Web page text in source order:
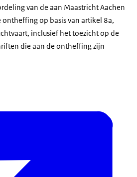
van de aan Maastricht Aachen
op basis van artikel 8a,
inclusief het toezicht op de
die aan de ontheffing zijn